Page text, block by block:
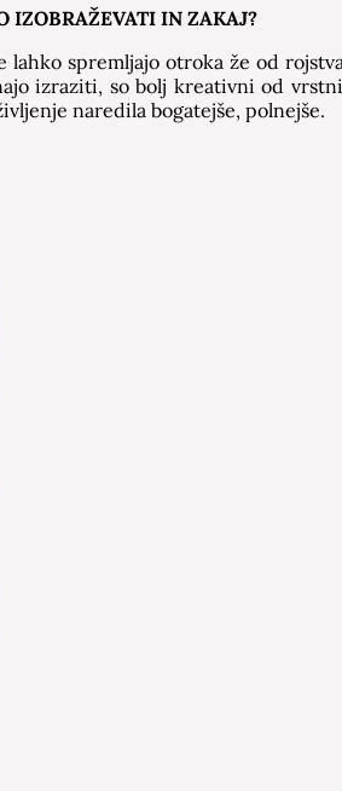
IZOBRAŽEVATI IN ZAKAJ?
lahko spremljajo otroka že od
izraziti, so bolj kreativni od
naredila bogatejše, polnejše.